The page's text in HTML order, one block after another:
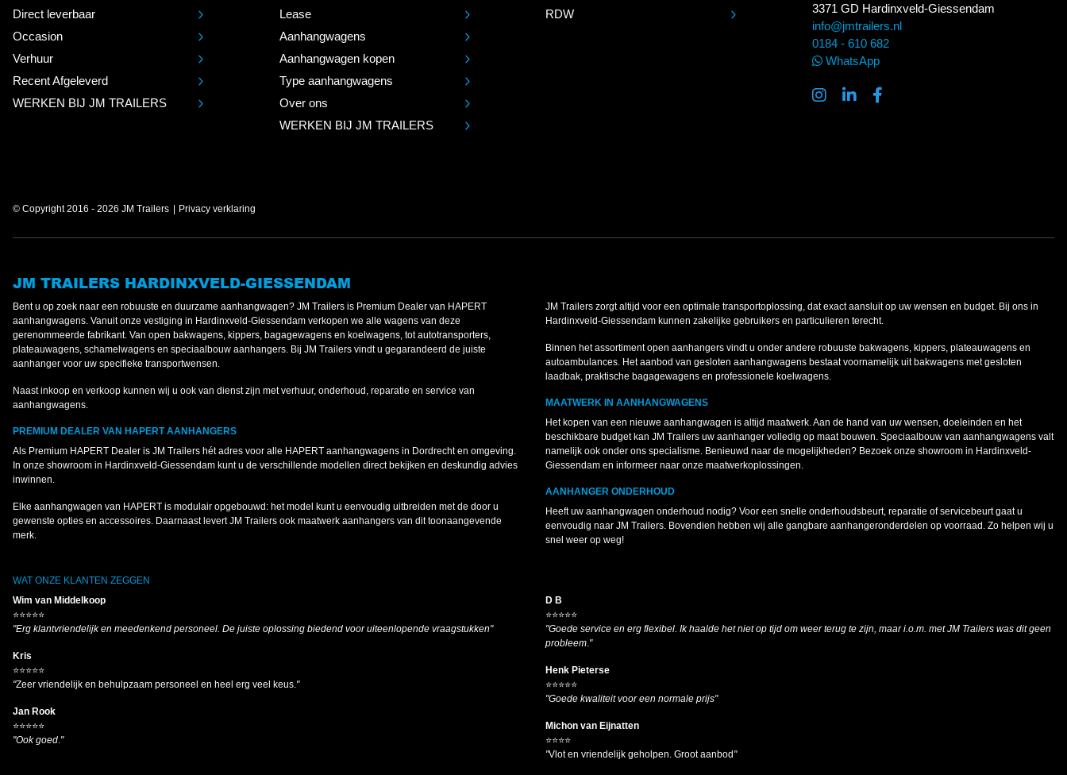
Direct leverbaar
Occasion
Verhuur
Recent Afgeleverd
WERKEN BIJ JM TRAILERS
Lease
Aanhangwagens
Aanhangwagen kopen
Type aanhangwagens
Over ons
WERKEN BIJ JM TRAILERS
RDW
3371 GD Hardinxveld-Giessendam
info@jmtrailers.nl
0184 - 610 682
WhatsApp
© Copyright 2016 - 2026 JM Trailers Privacy verklaring
JM TRAILERS HARDINXVELD-GIESSENDAM
Bent u op zoek naar een robuuste en duurzame aanhangwagen? JM Trailers is Premium Dealer van HAPERT
aanhangwagens. Vanuit onze vestiging in Hardinxveld-Giessendam verkopen we alle wagens van deze
gerenommeerde fabrikant. Van open bakwagens, kippers, bagagewagens en koelwagens, tot autotransporters,
plateauwagens, schamelwagens en speciaalbouw aanhangers. Bij JM Trailers vindt u gegarandeerd de juiste
aanhanger voor uw specifieke transportwensen.
Naast inkoop en verkoop kunnen wij u ook van dienst zijn met verhuur, onderhoud, reparatie en service van
aanhangwagens.
PREMIUM DEALER VAN HAPERT AANHANGERS
Als Premium HAPERT Dealer is JM Trailers hét adres voor alle HAPERT aanhangwagens in Dordrecht en omgeving.
In onze showroom in Hardinxveld-Giessendam kunt u de verschillende modellen direct bekijken en deskundig advies
inwinnen.
Elke aanhangwagen van HAPERT is modulair opgebouwd: het model kunt u eenvoudig uitbreiden met de door u
gewenste opties en accessoires. Daarnaast levert JM Trailers ook maatwerk aanhangers van dit toonaangevende
merk.
WAT ONZE KLANTEN ZEGGEN
Wim van Middelkoop
⭐⭐⭐⭐⭐
"Erg klantvriendelijk en meedenkend personeel. De juiste oplossing biedend voor uiteenlopende vraagstukken"
Kris
⭐⭐⭐⭐⭐
"Zeer vriendelijk en behulpzaam personeel en heel erg veel keus."
Jan Rook
⭐⭐⭐⭐⭐
"Ook goed."
JM Trailers zorgt altijd voor een optimale transportoplossing, dat exact aansluit op uw wensen en budget. Bij ons in
Hardinxveld-Giessendam kunnen zakelijke gebruikers en particulieren terecht.
Binnen het assortiment open aanhangers vindt u onder andere robuuste bakwagens, kippers, plateauwagens en
autoambulances. Het aanbod van gesloten aanhangwagens bestaat voornamelijk uit bakwagens met gesloten
laadbak, praktische bagagewagens en professionele koelwagens.
MAATWERK IN AANHANGWAGENS
Het kopen van een nieuwe aanhangwagen is altijd maatwerk. Aan de hand van uw wensen, doeleinden en het
beschikbare budget kan JM Trailers uw aanhanger volledig op maat bouwen. Speciaalbouw van aanhangwagens valt
namelijk ook onder ons specialisme. Benieuwd naar de mogelijkheden? Bezoek onze showroom in Hardinxveld-
Giessendam en informeer naar onze maatwerkoplossingen.
AANHANGER ONDERHOUD
Heeft uw aanhangwagen onderhoud nodig? Voor een snelle onderhoudsbeurt, reparatie of servicebeurt gaat u
eenvoudig naar JM Trailers. Bovendien hebben wij alle gangbare aanhangeronderdelen op voorraad. Zo helpen wij u
snel weer op weg!
D B
⭐⭐⭐⭐⭐
"Goede service en erg flexibel. Ik haalde het niet op tijd om weer terug te zijn, maar i.o.m. met JM Trailers was dit geen
probleem."
Henk Pieterse
⭐⭐⭐⭐⭐
"Goede kwaliteit voor een normale prijs"
Michon van Eijnatten
⭐⭐⭐⭐
"Vlot en vriendelijk geholpen. Groot aanbod "